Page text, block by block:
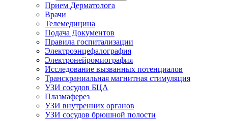
Прием Дерматолога
Врачи
Телемедицина
Подача Документов
Правила госпитализации
Электроэнцефалография
Электронейромиография
Исследование вызванных потенциалов
Транскраниальная магнитная стимуляция
УЗИ сосудов БЦА
Плазмаферез
УЗИ внутренних органов
УЗИ сосудов брюшной полости